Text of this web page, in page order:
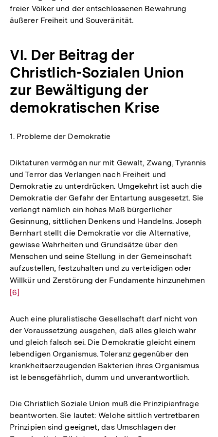
freier Völker und der entschlossenen Bewahrung
äußerer Freiheit und Souveränität.
VI. Der Beitrag der
Christlich-Sozialen Union
zur Bewältigung der
demokratischen Krise
1. Probleme der Demokratie
Diktaturen vermögen nur mit Gewalt, Zwang, Tyrannis
und Terror das Verlangen nach Freiheit und
Demokratie zu unterdrücken. Umgekehrt ist auch die
Demokratie der Gefahr der Entartung ausgesetzt. Sie
verlangt nämlich ein hohes Maß bürgerlicher
Gesinnung, sittlichen Denkens und Handelns. Joseph
Bernhart stellt die Demokratie vor die Alternative,
gewisse Wahrheiten und Grundsätze über den
Menschen und seine Stellung in der Gemeinschaft
aufzustellen, festzuhalten und zu verteidigen oder
Willkür und Zerstörung der Fundamente hinzunehmen
[6]
Auch eine pluralistische Gesellschaft darf nicht von
der Voraussetzüng ausgehen, daß alles gleich wahr
und gleich falsch sei. Die Demokratie gleicht einem
lebendigen Organismus. Toleranz gegenüber den
krankheitserzeugenden Bakterien ihres Organismus
ist lebensgefährlich, dumm und unverantwortlich.
Die Christlich Soziale Union muß die Prinzipienfrage
beantworten. Sie lautet: Welche sittlich vertretbaren
Prinzipien sind geeignet, das Umschlagen der